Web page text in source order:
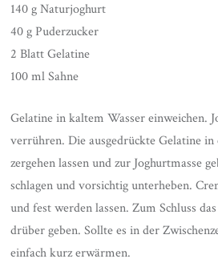
140 g Naturjoghurt
40 g Puderzucker
2 Blatt Gelatine
100 ml Sahne
Gelatine in kaltem Wasser einweichen.
verrühren. Die ausgedrückte Gelatine
zergehen lassen und zur Joghurtmasse
schlagen und vorsichtig unterheben.
und fest werden lassen. Zum Schluss
drüber geben. Sollte es in der
einfach kurz erwärmen.